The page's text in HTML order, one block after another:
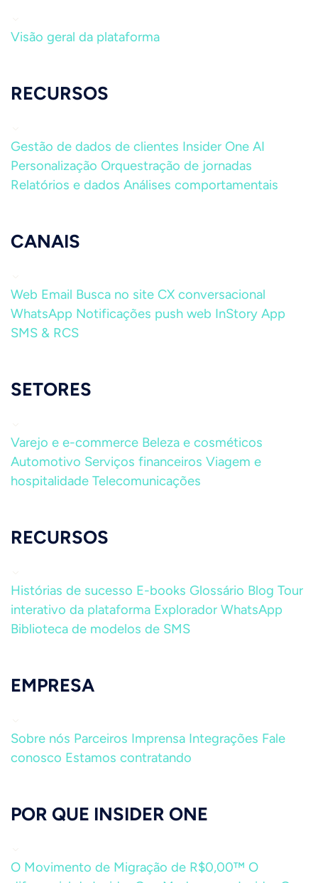
Visão geral da plataforma
RECURSOS
Gestão de dados de clientes Insider One AI
Personalização Orquestração de jornadas
Relatórios e dados Análises comportamentais
CANAIS
Web Email Busca no site CX conversacional
WhatsApp Notificações push web InStory App
SMS & RCS
SETORES
Varejo e e-commerce Beleza e cosméticos
Automotivo Serviços financeiros Viagem e
hospitalidade Telecomunicações
RECURSOS
Histórias de sucesso E-books Glossário Blog Tour
interativo da plataforma Explorador WhatsApp
Biblioteca de modelos de SMS
EMPRESA
Sobre nós Parceiros Imprensa Integrações Fale
conosco Estamos contratando
POR QUE INSIDER ONE
O Movimento de Migração de R$0,00™ O